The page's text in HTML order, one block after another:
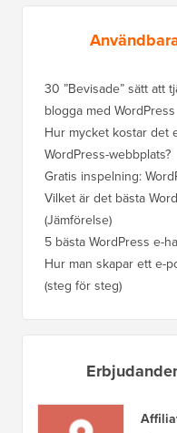
30 ”Bevisade” sätt att
blogga med WordPress
Hur mycket kostar det
WordPress-webbplats?
Gratis inspelning:
Vilket är det bästa
(Jämförelse)
5 bästa WordPress e-
Hur man skapar ett e-
(steg för steg)